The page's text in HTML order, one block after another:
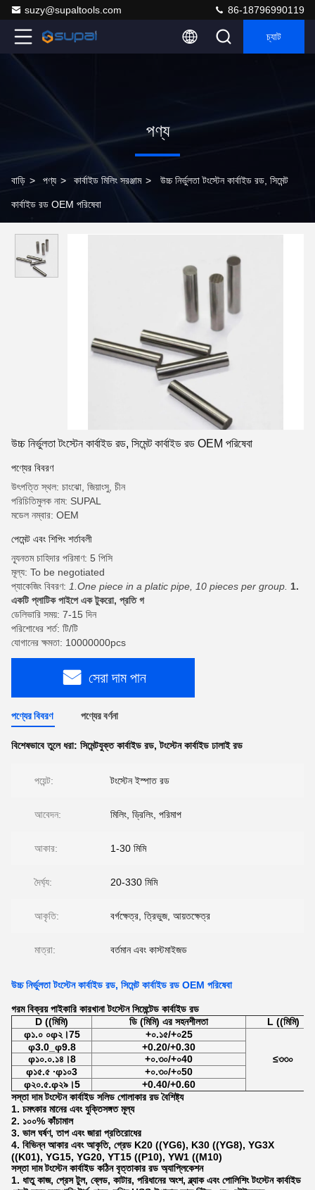
suzy@supaltools.com 86-18796990119
চ্যাট
পণ্য
বাড়ি > পণ্য > কার্বাইড মিলিং সরঞ্জাম > উচ্চ নির্ভুলতা টংস্টেন কার্বাইড রড, সিমেন্ট
কার্বাইড রড OEM পরিষেবা
উচ্চ নির্ভুলতা টংস্টেন কার্বাইড রড, সিমেন্ট কার্বাইড রড OEM পরিষেবা
পণ্যের বিবরণ
উৎপত্তি স্থল: চাংঝো, জিয়াংসু, চীন
পরিচিতিমুলক নাম: SUPAL
মডেল নম্বার: OEM
পেমেন্ট এবং শিপিং শর্তাবলী
ন্যূনতম চাহিদার পরিমাণ: 5 পিসি
মূল্য: To be negotiated
প্যাকেজিং বিবরণ: 1.One piece in a platic pipe, 10 pieces per group. 1.
একটি প্লাটিক পাইপে এক টুকরো, প্রতি গ
ডেলিভারি সময়: 7-15 দিন
পরিশোধের শর্ত: টি/টি
যোগানের ক্ষমতা: 10000000pcs
সেরা দাম পান
পণ্যের বিবরণ পণ্যের বর্ণনা
বিশেষভাবে তুলে ধরা: সিমেন্টযুক্ত কার্বাইড রড,টংস্টেন কার্বাইড ঢালাই রড
পয়েন্ট: টংস্টেন ইস্পাত রড
আবেদন: মিলিং, ড্রিলিং, পরিমাপ
আকার: 1-30 মিমি
দৈর্ঘ্য: 20-330 মিমি
আকৃতি: বর্গক্ষেত্র, ত্রিভুজ, আয়তক্ষেত্র
মাত্রা: বর্তমান এবং কাস্টমাইজড
উচ্চ নির্ভুলতা টংস্টেন কার্বাইড রড, সিমেন্ট কার্বাইড রড OEM পরিষেবা
গরম বিক্রয় পাইকারি কারখানা টংস্টেন সিমেন্টেড কার্বাইড রড
D ((মিমি)
ডি (মিমি) এর সহনশীলতা
L ((মিমি)
φ১.০ ০φ২।75
+০.১৫/+০25
≤৩৩০
φ3.0_φ9.8
+0.20/+0.30
φ১০.০.১৪।8
+০.৩০/+০40
φ১৫.৫ ∙φ১০3
+০.৩০/+০50
φ২০.৫.φ২৯।5
+0.40/+0.60
সস্তা দাম টংস্টেন কার্বাইড সলিড গোলাকার রড বৈশিষ্ট্য
1. চমৎকার মানের এবং যুক্তিসঙ্গত মূল্য
2. ১০০% কাঁচামাল
3. ভাল ঘর্ষণ, তাপ এবং জারা প্রতিরোধের
4. বিভিন্ন আকার এবং আকৃতি, গ্রেড K20 ((YG6), K30 ((YG8), YG3X
((K01), YG15, YG20, YT15 ((P10), YW1 ((M10)
সস্তা দাম টংস্টেন কার্বাইড কঠিন বৃত্তাকার রড অ্যাপ্লিকেশন
1. ধাতু কাজ, প্রেস টুল, ব্লেড, কাটার, পরিধানের অংশ, ব্ল্যাক এবং পোলিশিং টংস্টেন কার্বাইড